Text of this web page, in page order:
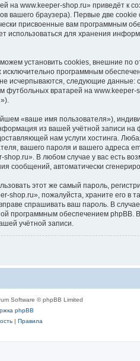
www.keeper-shop.ru» приведёт к
браузера). Первые две cookie
присвоенные вам программным
использоваться для хранения
установить cookies, внешние по
программным
исчерпываются, следующие данные:
вратарей на www.keeper-
«ваше имя пользователя»),
из вашей учётной записи
нам услуги хостинга.
вашего пароля и вашего адреса
В любом случае у вас есть
сообщений, автоматически
этот же самый пароль,
пожалуйста, храните его в
спрашивать ваш пароль. В
программным обеспечением phpBB.
учётной записи.
Software © phpBB Limited
phpBB
| Правила